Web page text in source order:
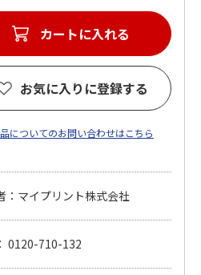
カートに入れる
お気に入りに登録する
についてのお問い合わせはこちら
：マイプリント株式会社
0120-710-132